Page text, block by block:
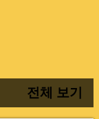
전체 보기